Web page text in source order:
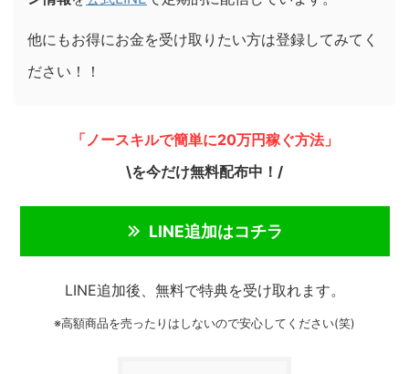
他にもお得にお金を受け取りたい方は登録してみてく
ださい！！
「ノースキルで簡単に20万円稼ぐ方法」
\を今だけ無料配布中！/
LINE追加はコチラ
LINE追加後、無料で特典を受け取れます。
※高額商品を売ったりはしないので安心してください(笑)